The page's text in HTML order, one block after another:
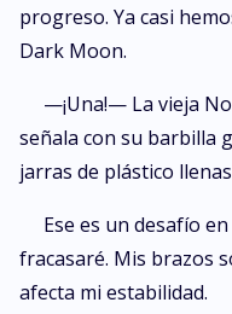
progreso. Ya casi
Dark Moon.
—¡Una!— La vieja
señala con su barbilla
jarras de plástico
Ese es un desafío
fracasaré. Mis brazos
afecta mi estabilidad.